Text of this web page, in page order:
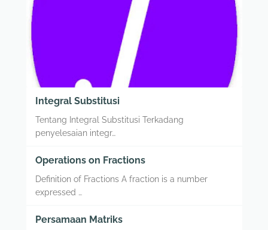
Integral Substitusi
Tentang Integral Substitusi Terkadang
penyelesaian integr…
Operations on Fractions
Definition of Fractions A fraction is a number
expressed …
Persamaan Matriks